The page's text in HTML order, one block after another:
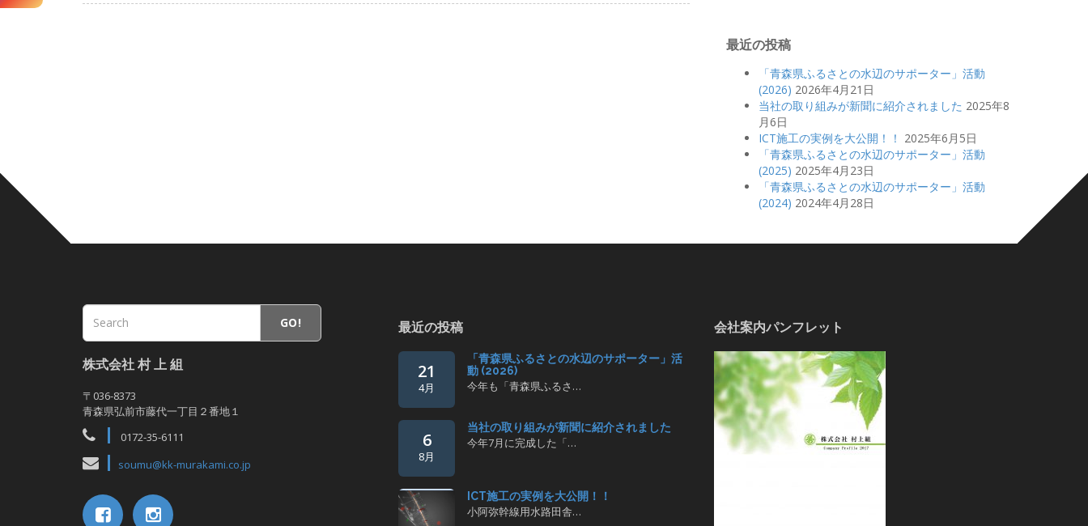
最近の投稿
「青森県ふるさとの水辺のサポーター」活動
(2026) 2026年4月21日
当社の取り組みが新聞に紹介されました 2025年8
月6日
ICT施工の実例を大公開！！ 2025年6月5日
「青森県ふるさとの水辺のサポーター」活動
(2025) 2025年4月23日
「青森県ふるさとの水辺のサポーター」活動
(2024) 2024年4月28日
GO!
株式会社 村 上 組
〒036-8373
青森県弘前市藤代一丁目２番地１
0172-35-6111
soumu@kk-murakami.co.jp
最近の投稿
21
4月
「青森県ふるさとの水辺のサポーター」活
動 (2026)
今年も「青森県ふるさ…
6
8月
当社の取り組みが新聞に紹介されました
今年7月に完成した「…
ICT施工の実例を大公開！！
小阿弥幹線用水路田舎…
会社案内パンフレット